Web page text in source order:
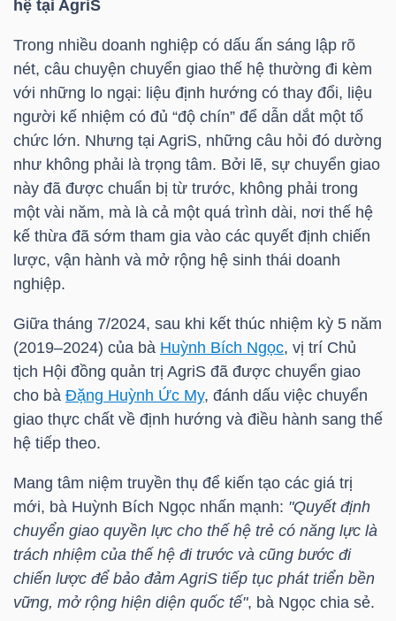
hệ tại AgriS
Trong nhiều doanh nghiệp có dấu ấn sáng lập rõ
nét, câu chuyện chuyển giao thế hệ thường đi kèm
với những lo ngại: liệu định hướng có thay đổi, liệu
người kế nhiệm có đủ “độ chín” để dẫn dắt một tổ
chức lớn. Nhưng tại AgriS, những câu hỏi đó dường
như không phải là trọng tâm. Bởi lẽ, sự chuyển giao
này đã được chuẩn bị từ trước, không phải trong
một vài năm, mà là cả một quá trình dài, nơi thế hệ
kế thừa đã sớm tham gia vào các quyết định chiến
lược, vận hành và mở rộng hệ sinh thái doanh
nghiệp.
Giữa tháng 7/2024, sau khi kết thúc nhiệm kỳ 5 năm
(2019–2024) của bà Huỳnh Bích Ngọc, vị trí Chủ
tịch Hội đồng quản trị AgriS đã được chuyển giao
cho bà Đặng Huỳnh Ức My, đánh dấu việc chuyển
giao thực chất về định hướng và điều hành sang thế
hệ tiếp theo.
Mang tâm niệm truyền thụ để kiến tạo các giá trị
mới, bà Huỳnh Bích Ngọc nhấn mạnh: "Quyết định
chuyển giao quyền lực cho thế hệ trẻ có năng lực là
trách nhiệm của thế hệ đi trước và cũng bước đi
chiến lược để bảo đảm AgriS tiếp tục phát triển bền
vững, mở rộng hiện diện quốc tế", bà Ngọc chia sẻ.
CHÍNH
HÀNG
HÓA
KINH
TẾ
THẾ
GIỚI
ĐÔNG
DƯƠNG
TÀI
CHÍNH
CÁ